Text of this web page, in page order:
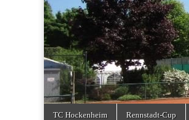
Main
TC Hockenheim Rennstadt-Cup